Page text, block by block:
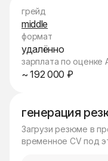
генерация
Загрузи резюме в
временное CV под
грейд
middle
формат
удалённо
зарплата по оценке
~ 192 000 ₽